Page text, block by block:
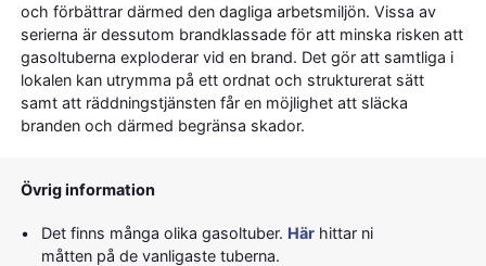
och förbättrar därmed den dagliga arbetsmiljön. Vissa av
serierna är dessutom brandklassade för att minska risken att
gasoltuberna exploderar vid en brand. Det gör att samtliga i
lokalen kan utrymma på ett ordnat och strukturerat sätt
samt att räddningstjänsten får en möjlighet att släcka
branden och därmed begränsa skador.
Övrig information
Det finns många olika gasoltuber. Här hittar ni
måtten på de vanligaste tuberna.